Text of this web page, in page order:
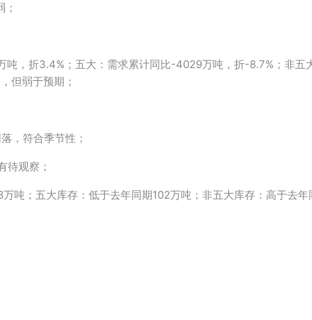
，折3.4%；五大：需求累计同比-4029万吨，折-8.7%；非五
但弱于预期；
，符合季节性；
待观察；
吨；五大库存：低于去年同期102万吨；非五大库存：高于去